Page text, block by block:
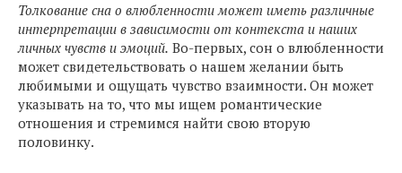
Толкование сна о влюбленности может иметь различные
интерпретации в зависимости от контекста и наших
личных чувств и эмоций. Во-первых, сон о влюбленности
может свидетельствовать о нашем желании быть
любимыми и ощущать чувство взаимности. Он может
указывать на то, что мы ищем романтические
отношения и стремимся найти свою вторую
половинку.